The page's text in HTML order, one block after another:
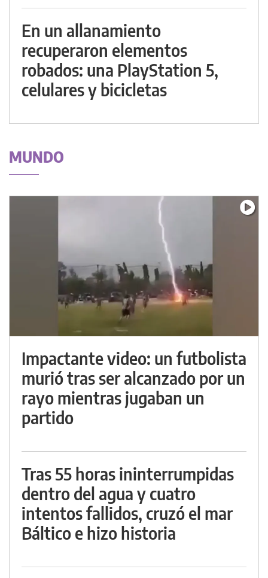
En un allanamiento
recuperaron elementos
robados: una PlayStation 5,
celulares y bicicletas
MUNDO
Impactante video: un futbolista
murió tras ser alcanzado por un
rayo mientras jugaban un
partido
Tras 55 horas ininterrumpidas
dentro del agua y cuatro
intentos fallidos, cruzó el mar
Báltico e hizo historia